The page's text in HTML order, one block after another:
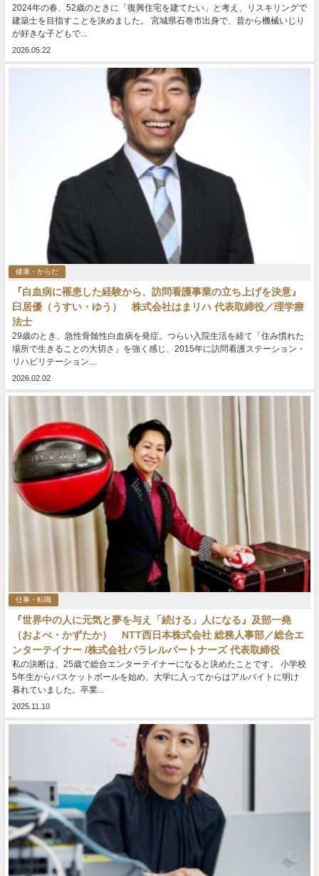
2024年の春、52歳のときに「復興住宅を建てたい」と考え、リスキリングで
建築士を目指すことを決めました。 宮城県石巻市出身で、昔から機械いじり
が好きな子どもで...
2026.05.22
健康・からだ
『白血病に罹患した経験から、訪問看護事業の立ち上げを決意』
臼居優（うすい・ゆう） 株式会社はまリハ 代表取締役／理学療
法士
29歳のとき、急性骨髄性白血病を発症。つらい入院生活を経て「住み慣れた
場所で生きることの大切さ」を強く感じ、2015年に訪問看護ステーション・
リハビリテーション...
2026.02.02
仕事・転職
『世界中の人に元気と夢を与え「続ける」人になる』及部一堯
（およべ・かずたか） NTT西日本株式会社 総務人事部／総合エ
ンターテイナー /株式会社パラレルパートナーズ 代表取締役
私の決断は、25歳で総合エンターテイナーになると決めたことです。 小学校
5年生からバスケットボールを始め、大学に入ってからはアルバイトに明け
暮れていました。卒業...
2025.11.10